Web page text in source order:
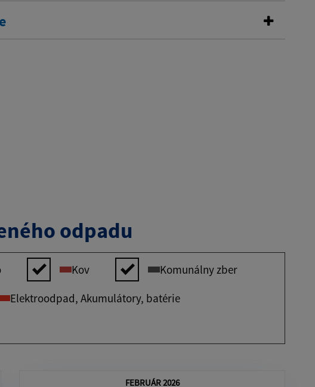
odpadu
Kov
Komunálny zber
Elektroodpad, Akumulátory, batérie
FEBRUÁR 2026